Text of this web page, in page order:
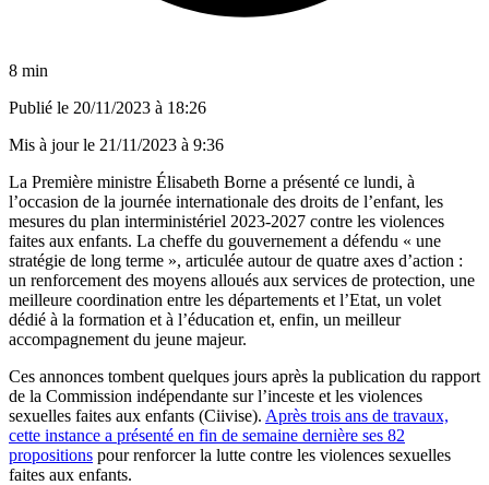
8 min
Publié le 20/11/2023 à 18:26
Mis à jour le 21/11/2023 à 9:36
La Première ministre Élisabeth Borne a présenté ce lundi, à
l’occasion de la journée internationale des droits de l’enfant, les
mesures du plan interministériel 2023-2027 contre les violences
faites aux enfants. La cheffe du gouvernement a défendu « une
stratégie de long terme », articulée autour de quatre axes d’action :
un renforcement des moyens alloués aux services de protection, une
meilleure coordination entre les départements et l’Etat, un volet
dédié à la formation et à l’éducation et, enfin, un meilleur
accompagnement du jeune majeur.
Ces annonces tombent quelques jours après la publication du rapport
de la Commission indépendante sur l’inceste et les violences
sexuelles faites aux enfants (Ciivise). Après trois ans de travaux,
cette instance a présenté en fin de semaine dernière ses 82
propositions pour renforcer la lutte contre les violences sexuelles
faites aux enfants.